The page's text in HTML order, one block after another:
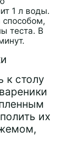
1 л воды.
способом,
теста. В
к столу
их